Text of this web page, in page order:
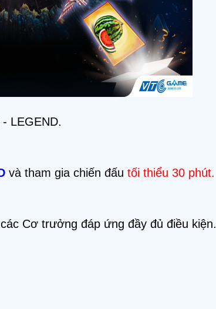
LEGEND.
và tham gia chiến đấu tối thiểu 30 phút.
Cơ trưởng đáp ứng đầy đủ điều kiện.